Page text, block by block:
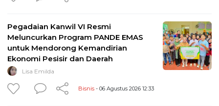
Pegadaian Kanwil VI Resmi
Meluncurkan Program PANDE EMAS
untuk Mendorong Kemandirian
Ekonomi Pesisir dan Daerah
Lisa Emilda
Bisnis - 06 Agustus 2026 12:33